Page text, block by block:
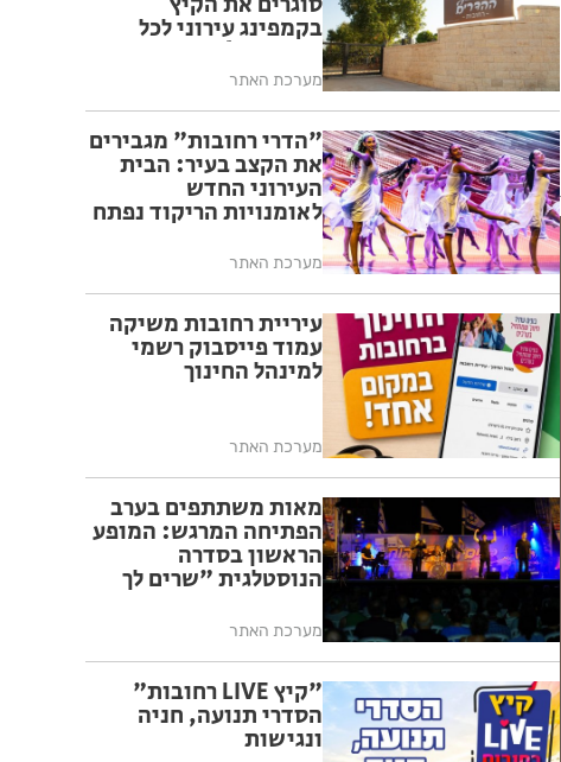
בקמפינג עירוני לכל
המשפחה!
מערכת האתר
"הדרי רחובות" מגבירים
את הקצב בעיר: הבית
העירוני החדש
לאומנויות הריקוד נפתח
מערכת האתר
עיריית רחובות משיקה
עמוד פייסבוק רשמי
למינהל החינוך
מערכת האתר
מאות משתתפים בערב
הפתיחה המרגש: המופע
הראשון בסדרה
הנוסטלגית "שרים לך
ה-17
מערכת האתר
"קיץ LIVE רחובות"
הסדרי תנועה, חניה
ונגישות